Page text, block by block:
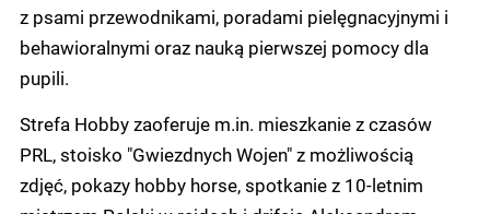
z psami przewodnikami, poradami pielęgnacyjnymi i
behawioralnymi oraz nauką pierwszej pomocy dla
pupili.
Strefa Hobby zaoferuje m.in. mieszkanie z czasów
PRL, stoisko "Gwiezdnych Wojen" z możliwością
zdjęć, pokazy hobby horse, spotkanie z 10-letnim